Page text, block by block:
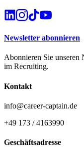
Newsletter abonnieren
Abonnieren Sie unseren
im Recruiting.
Kontakt
info@career-captain.de
+49 173 / 4163990
Geschäftsadresse